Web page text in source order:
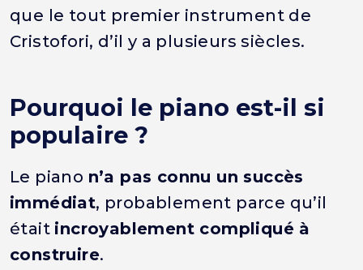
que le tout premier instrument de
Cristofori, d’il y a plusieurs siècles.
Pourquoi le piano est-il si
populaire ?
Le piano n’a pas connu un succès
immédiat, probablement parce qu’il
était incroyablement compliqué à
construire.